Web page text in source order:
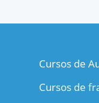
Cursos de
Cursos de